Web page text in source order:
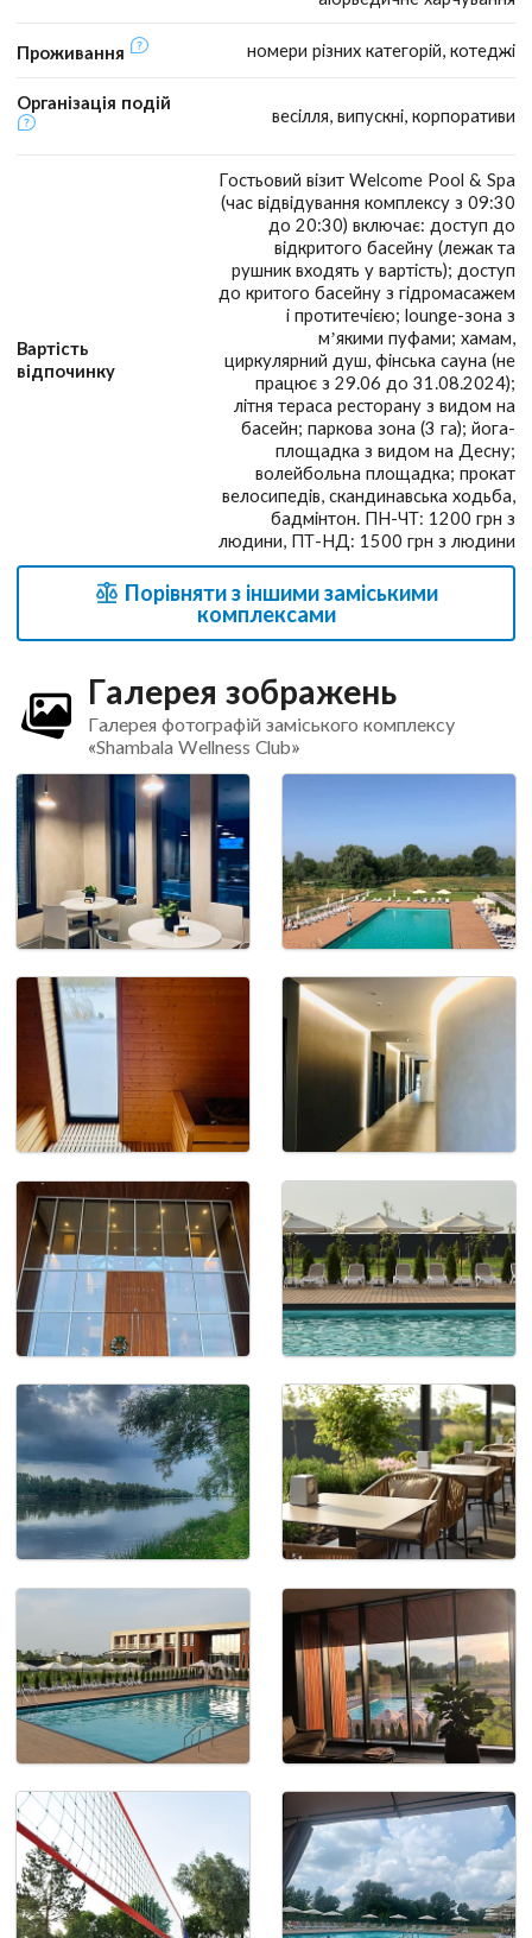
Проживання номери різних категорій, котеджі
Організація подій
весілля, випускні, корпоративи
Вартість
відпочинку
Гостьовий візит Welcome Pool & Spa
(час відвідування комплексу з 09:30
до 20:30) включає: доступ до
відкритого басейну (лежак та
рушник входять у вартість); доступ
до критого басейну з гідромасажем
і протитечією; lounge-зона з
м’якими пуфами; хамам,
циркулярний душ, фінська сауна (не
працює з 29.06 до 31.08.2024);
літня тераса ресторану з видом на
басейн; паркова зона (3 га); йога-
площадка з видом на Десну;
волейбольна площадка; прокат
велосипедів, скандинавська ходьба,
бадмінтон. ПН-ЧТ: 1200 грн з
людини, ПТ-НД: 1500 грн з людини
Порівняти з іншими заміськими
комплексами
Галерея зображень
Галерея фотографій заміського комплексу
«Shambala Wellness Club»